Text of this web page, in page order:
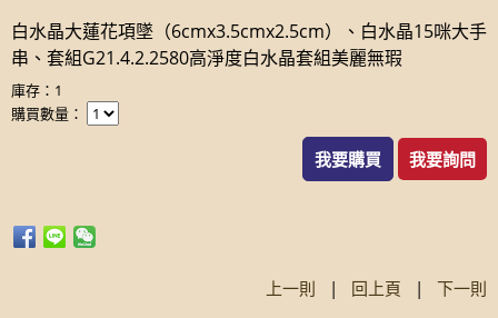
白水晶大蓮花項墜（6cmx3.5cmx2.5cm）、白水晶15咪大手
串、套組G21.4.2.2580高淨度白水晶套組美麗無瑕
庫存：1
購買數量：
我要購買 我要詢問
上一則 | 回上頁 | 下一則